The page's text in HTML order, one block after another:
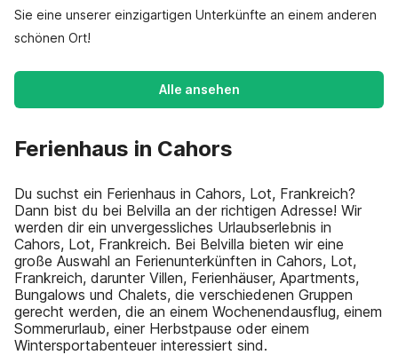
Sie eine unserer einzigartigen Unterkünfte an einem anderen
schönen Ort!
Alle ansehen
Ferienhaus in Cahors
Du suchst ein Ferienhaus in Cahors, Lot, Frankreich?
Dann bist du bei Belvilla an der richtigen Adresse! Wir
werden dir ein unvergessliches Urlaubserlebnis in
Cahors, Lot, Frankreich. Bei Belvilla bieten wir eine
große Auswahl an Ferienunterkünften in Cahors, Lot,
Frankreich, darunter Villen, Ferienhäuser, Apartments,
Bungalows und Chalets, die verschiedenen Gruppen
gerecht werden, die an einem Wochenendausflug, einem
Sommerurlaub, einer Herbstpause oder einem
Wintersportabenteuer interessiert sind.